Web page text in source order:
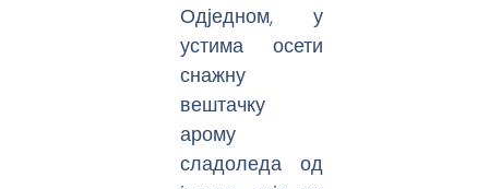
Одједном, у
устима осети
снажну
вештачку
арому
сладоледа од